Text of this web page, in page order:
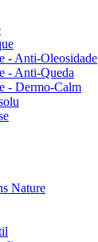
- Anti-Oleosidade
- Anti-Queda
- Dermo-Calm
Nature